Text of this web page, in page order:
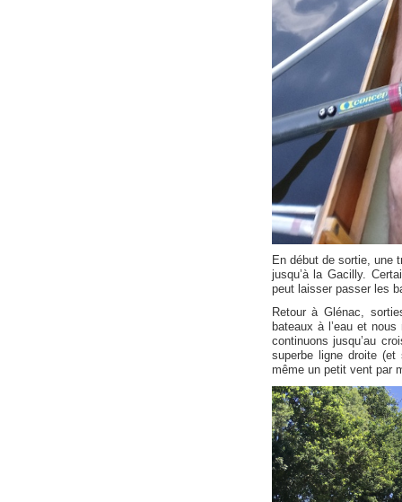
En début de sortie, une
jusqu’à la Gacilly.
peut laisser passer les
Retour à Glénac,
bateaux à l’eau et
continuons jusqu’au
superbe ligne droite
même un petit vent par